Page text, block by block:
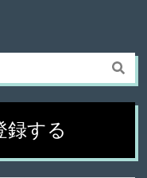
録する